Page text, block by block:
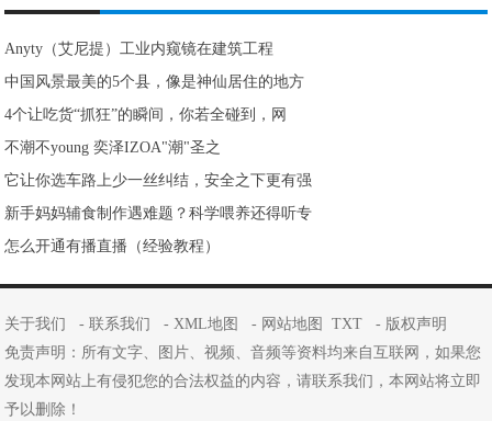
Anyty（艾尼提）工业内窥镜在建筑工程
中国风景最美的5个县，像是神仙居住的地方
4个让吃货“抓狂”的瞬间，你若全碰到，网
不潮不young 奕泽IZOA"潮"圣之
它让你选车路上少一丝纠结，安全之下更有强
新手妈妈辅食制作遇难题？科学喂养还得听专
怎么开通有播直播（经验教程）
关于我们 -联系我们 -XML地图 - 网站地图 TXT - 版权声明
免责声明：所有文字、图片、视频、音频等资料均来自互联网，如果您
发现本网站上有侵犯您的合法权益的内容，请联系我们，本网站将立即
予以删除！